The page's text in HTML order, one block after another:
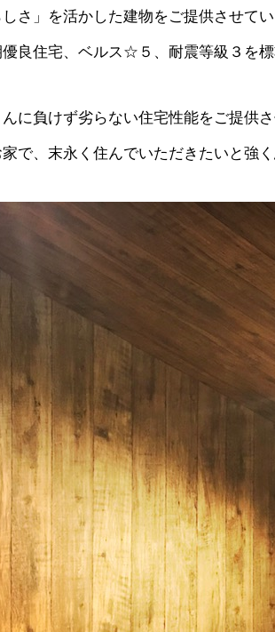
かな
か
オン
施工
さ」を活かした建物をご提供させてい
良住宅、ベルス☆５、耐震等級３を
に負けず劣らない住宅性能をご提供さ
で、末永く住んでいただきたいと強く